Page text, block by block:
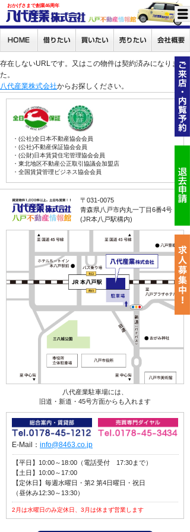
おかげさまで創業46周年
存在しないURLです。又はこの物件は契約済みになりまし
た。
八代産業株式会社からお探しください。
・(公社)全日本不動産協会会員
・(公社)不動産保証協会会員
・(公財)日本賃貸住宅管理協会会員
・東北地区不動産公正取引協議会加盟店
・全国賃貸管理ビジネス協会会員
〒031-0075
青森県八戸市内丸一丁目6番4号
(JR本八戸駅構内)
八代産業駐車場には、
旧道・新道・45号方面からも入れます
E-Mail： info@8463.co.jp
【平日】10:00～18:00（電話受付 17:30まで）
【土日】10:00～17:00
【定休日】毎週水曜日・第2 第4日曜日・祝日
（昼休み12:30～13:30）
2月は水曜日のみ定休日、3月は休まず営業します